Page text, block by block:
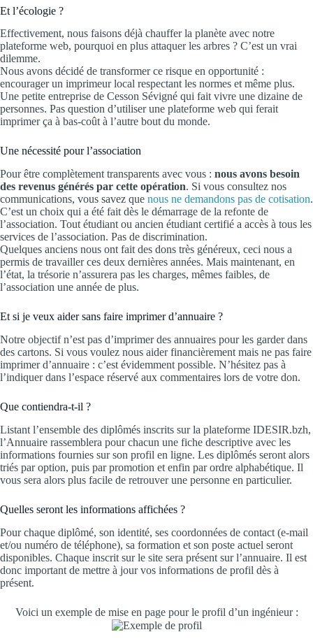
Et l’écologie ?
Effectivement, nous faisons déjà chauffer la planète avec notre
plateforme web, pourquoi en plus attaquer les arbres ? C’est un vrai
dilemme.
Nous avons décidé de transformer ce risque en opportunité :
encourager un imprimeur local respectant les normes et même plus.
Une petite entreprise de Cesson Sévigné qui fait vivre une dizaine de
personnes. Pas question d’utiliser une plateforme web qui ferait
imprimer ça à bas-coût à l’autre bout du monde.
Une nécessité pour l’association
Pour être complètement transparents avec vous : nous avons besoin
des revenus générés par cette opération. Si vous consultez nos
communications, vous savez que nous ne demandons pas de cotisation.
C’est un choix qui a été fait dès le démarrage de la refonte de
l’association. Tout étudiant ou ancien étudiant certifié a accès à tous les
services de l’association. Pas de discrimination.
Quelques anciens nous ont fait des dons très généreux, ceci nous a
permis de travailler ces deux dernières années. Mais maintenant, en
l’état, la trésorie n’assurera pas les charges, mêmes faibles, de
l’association une année de plus.
Et si je veux aider sans faire imprimer d’annuaire ?
Notre objectif n’est pas d’imprimer des annuaires pour les garder dans
des cartons. Si vous voulez nous aider financièrement mais ne pas faire
imprimer d’annuaire : c’est évidemment possible. N’hésitez pas à
l’indiquer dans l’espace réservé aux commentaires lors de votre don.
Que contiendra-t-il ?
Listant l’ensemble des diplômés inscrits sur la plateforme IDESIR.bzh,
l’Annuaire rassemblera pour chacun une fiche descriptive avec les
informations fournies sur son profil en ligne. Les diplômés seront alors
triés par option, puis par promotion et enfin par ordre alphabétique. Il
vous sera alors plus facile de retrouver une personne en particulier.
Quelles seront les informations affichées ?
Pour chaque diplômé, son identité, ses coordonnées de contact (e-mail
et/ou numéro de téléphone), sa formation et son poste actuel seront
disponibles. Chaque inscrit sur le site sera présent sur l’annuaire. Il est
donc important de mettre à jour vos informations de profil dès à
présent.
Voici un exemple de mise en page pour le profil d’un ingénieur :